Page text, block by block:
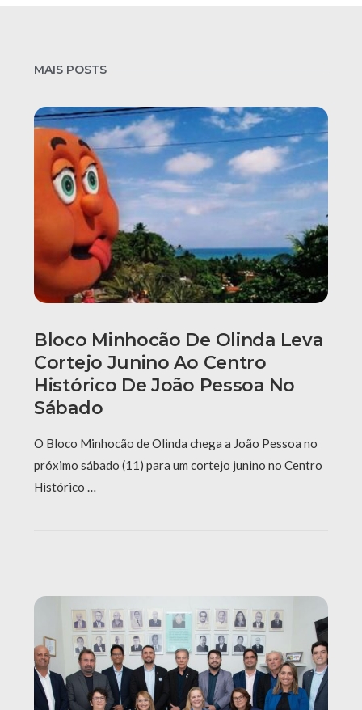
MAIS POSTS
Bloco Minhocão De Olinda Leva
Cortejo Junino Ao Centro
Histórico De João Pessoa No
Sábado
O Bloco Minhocão de Olinda chega a João Pessoa no
próximo sábado (11) para um cortejo junino no Centro
Histórico …